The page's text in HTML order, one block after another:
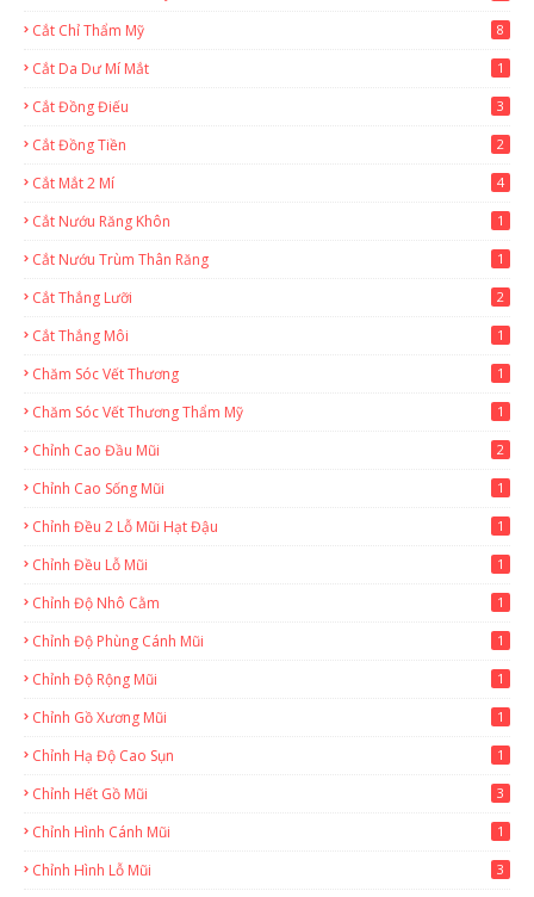
Cắt Chỉ Thẩm Mỹ
8
Cắt Da Dư Mí Mắt 1
Cắt Đồng Điếu 3
Cắt Đồng Tiền 2
Cắt Mắt 2 Mí 4
Cắt Nướu Răng Khôn 1
Cắt Nướu Trùm Thân Răng 1
Cắt Thắng Lưỡi 2
Cắt Thắng Môi 1
Chăm Sóc Vết Thương 1
Chăm Sóc Vết Thương Thẩm Mỹ 1
Chỉnh Cao Đầu Mũi 2
Chỉnh Cao Sống Mũi 1
Chỉnh Đều 2 Lỗ Mũi Hạt Đậu 1
Chỉnh Đều Lỗ Mũi 1
Chỉnh Độ Nhô Cằm 1
Chỉnh Độ Phùng Cánh Mũi 1
Chỉnh Độ Rộng Mũi 1
Chỉnh Gồ Xương Mũi 1
Chỉnh Hạ Độ Cao Sụn 1
Chỉnh Hết Gồ Mũi 3
Chỉnh Hình Cánh Mũi 1
Chỉnh Hình Lỗ Mũi 3